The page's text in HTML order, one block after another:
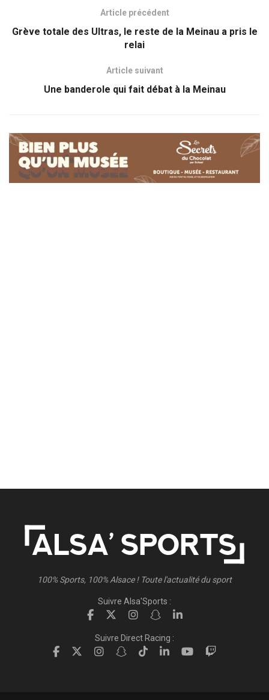
Article précédent
Grève totale des Ultras, le reste de la Meinau a pris le
relai
Article suivant
Une banderole qui fait débat à la Meinau
100% Sports, 100% Alsace ! Toute l'actualité du sport
Suivre Alsa'Sports :
Suivre Direct Racing :